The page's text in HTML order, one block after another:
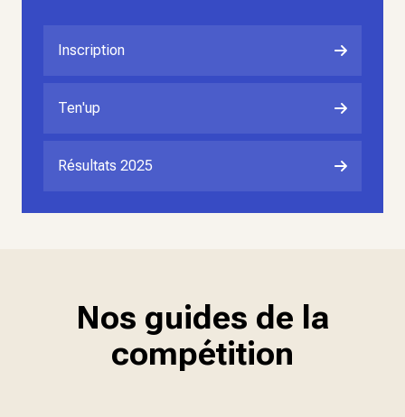
Inscription
Ten'up
Résultats 2025
Nos guides de la
compétition